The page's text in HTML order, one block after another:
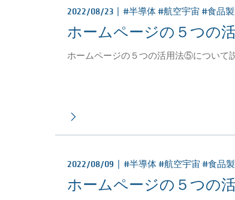
2022/08/23 | #半導体 #航空宇宙 #食品
ホームページの５つの
ホームページの５つの活用法⑤について
2022/08/09 | #半導体 #航空宇宙 #食品
ホームページの５つの